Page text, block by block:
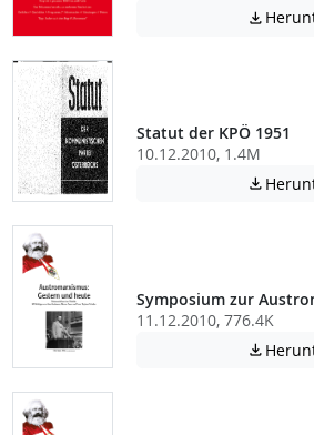

Statut der KPÖ 1951
10.12.2010, 1.4M

Symposium zur
11.12.2010, 776.4K
